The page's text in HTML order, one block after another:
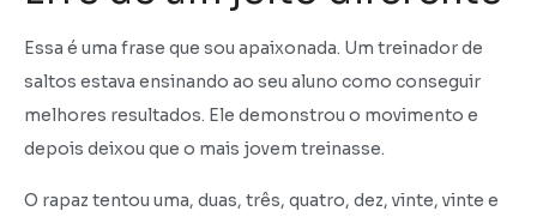
Essa é uma frase que sou apaixonada. Um treinador de
saltos estava ensinando ao seu aluno como conseguir
melhores resultados. Ele demonstrou o movimento e
depois deixou que o mais jovem treinasse.
O rapaz tentou uma, duas, três, quatro, dez, vinte, vinte e